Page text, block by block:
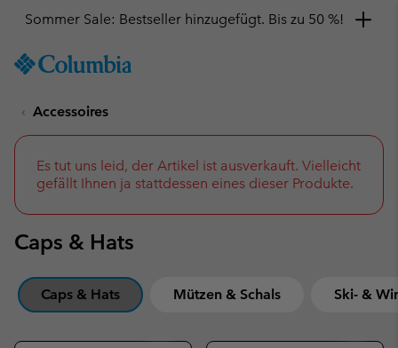
TO
SKIP
NAV
SKIP
TO
SEARCH
Hol dir einen 10 %-Gutschein
Accessoires
Es tut uns leid, der Artikel ist ausverkauft. Vielleicht
gefällt Ihnen ja stattdessen eines dieser Produkte.
Caps & Hats
Caps & Hats Mützen & Schals Ski- &